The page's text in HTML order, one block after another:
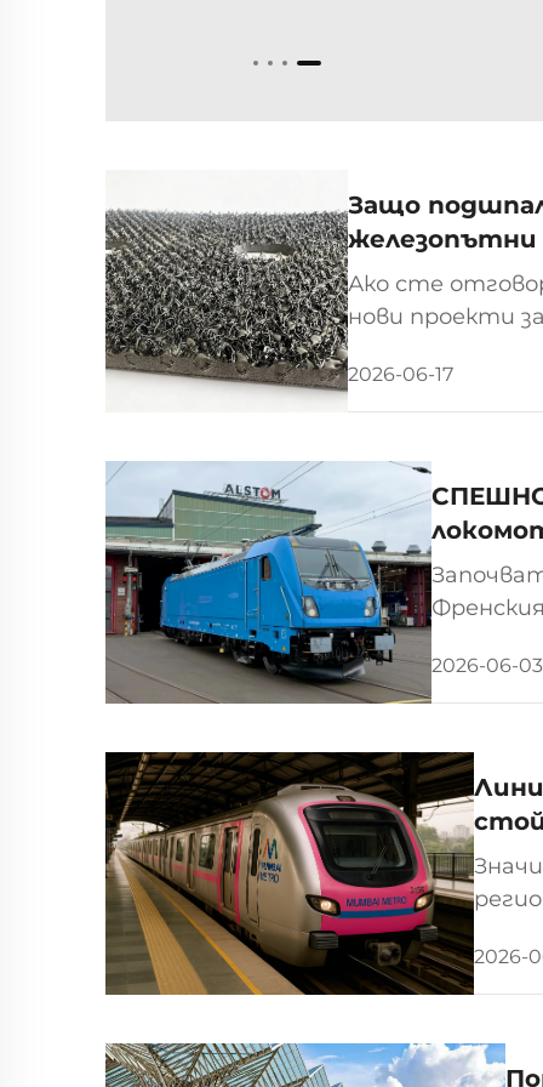
Защо
железопътни
Ако сте
нови проекти
недооценяват
2026-06-17
2026-06-03
2026-